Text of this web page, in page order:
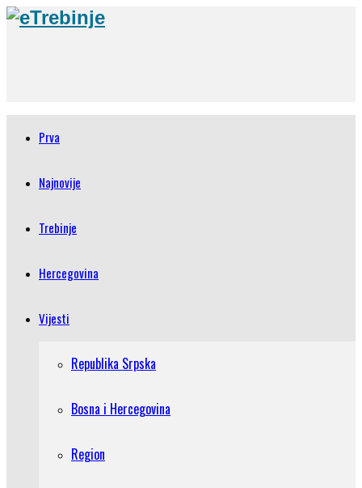
Prva
Najnovije
Trebinje
Hercegovina
Vijesti
Republika Srpska
Bosna i Hercegovina
Region